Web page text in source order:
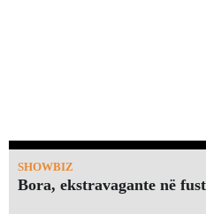
SHOWBIZ
Bora, ekstravagante në